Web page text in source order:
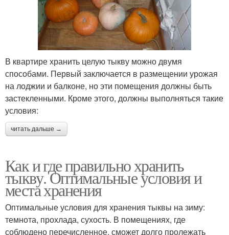
В квартире хранить целую тыкву можно двумя
способами. Первый заключается в размещении урожая
на лоджии и балконе, но эти помещения должны быть
застекленными. Кроме этого, должны выполняться такие
условия:
читать дальше →
Как и где правильно хранить
тыкву. Оптимальные условия и
места хранения
Оптимальные условия для хранения тыквы на зиму:
темнота, прохлада, сухость. В помещениях, где
соблюдено перечисленное, сможет долго пролежать